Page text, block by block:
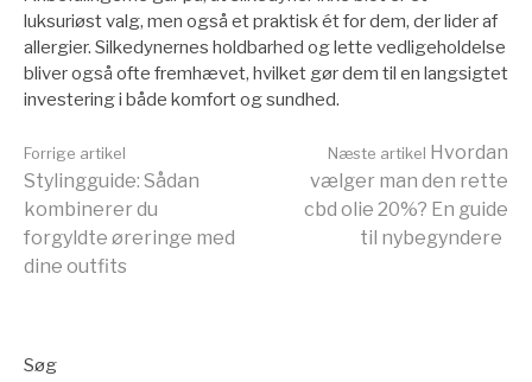
luksuriøst valg, men også et praktisk ét for dem, der lider af
allergier. Silkedynernes holdbarhed og lette vedligeholdelse
bliver også ofte fremhævet, hvilket gør dem til en langsigtet
investering i både komfort og sundhed.
Læs
videre
Forrige artikel
Stylingguide: Sådan
kombinerer du
forgyldte øreringe med
dine outfits
Næste artikel Hvordan
vælger man den rette
cbd olie 20%? En guide
til nybegyndere
Søg